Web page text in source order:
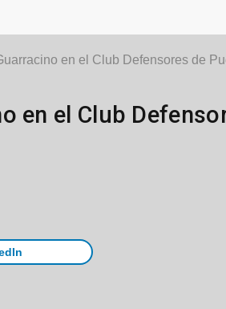
en el Club Defensores de
en el Club